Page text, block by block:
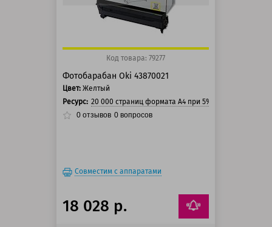
Код товара: 79277
Фотобарабан Oki 43870021
Цвет: Желтый
Ресурс: 20 000 страниц формата А4 при 5% заполнении
0 отзывов 0 вопросов
Совместим с аппаратами
18 028 р.